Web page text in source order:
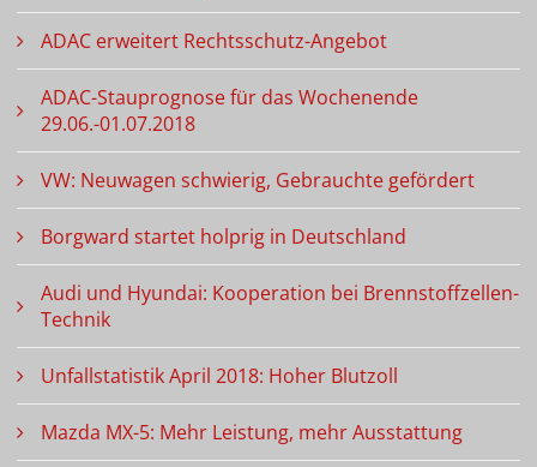
ADAC erweitert Rechtsschutz-Angebot
ADAC-Stauprognose für das Wochenende
29.06.-01.07.2018
VW: Neuwagen schwierig, Gebrauchte gefördert
Borgward startet holprig in Deutschland
Audi und Hyundai: Kooperation bei Brennstoffzellen-
Technik
Unfallstatistik April 2018: Hoher Blutzoll
Mazda MX-5: Mehr Leistung, mehr Ausstattung